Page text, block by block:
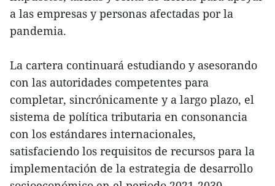
a las empresas y personas afectadas por la
pandemia.
La cartera continuará estudiando y asesorando
con las autoridades competentes para
completar, sincrónicamente y a largo plazo, el
sistema de política tributaria en consonancia
con los estándares internacionales,
satisfaciendo los requisitos de recursos para la
implementación de la estrategia de desarrollo